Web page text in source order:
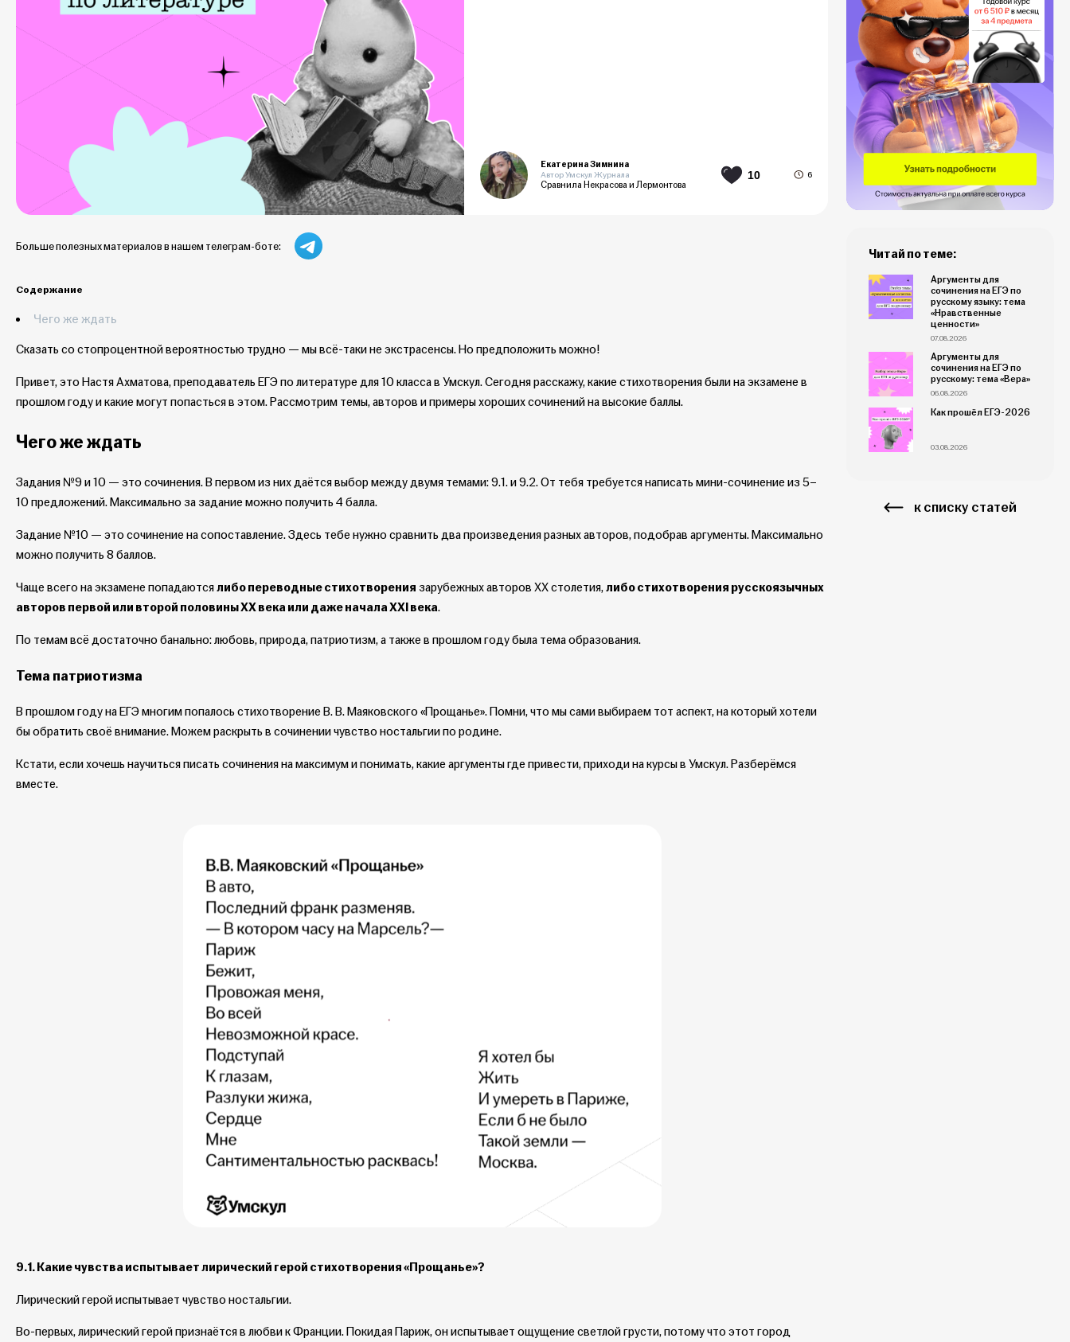
Екатерина Зимнина
Автор Умскул Журнала
Сравнила Некрасова и Лермонтова
10 6
Больше полезных материалов в нашем телеграм-боте:
Содержание
Чего же ждать
Сказать со стопроцентной вероятностью трудно — мы всё-таки не экстрасенсы. Но предположить можно!
Привет, это Настя Ахматова, преподаватель ЕГЭ по литературе для 10 класса в Умскул. Сегодня расскажу, какие стихотворения были на экзамене в
прошлом году и какие могут попасться в этом. Рассмотрим темы, авторов и примеры хороших сочинений на высокие баллы.
Чего же ждать
Задания №9 и 10 — это сочинения. В первом из них даётся выбор между двумя темами: 9.1. и 9.2. От тебя требуется написать мини-сочинение из 5–
10 предложений. Максимально за задание можно получить 4 балла.
Задание №10 — это сочинение на сопоставление. Здесь тебе нужно сравнить два произведения разных авторов, подобрав аргументы. Максимально
можно получить 8 баллов.
Чаще всего на экзамене попадаютсялибо переводные стихотворения зарубежных авторов XX столетия,либо стихотворения русскоязычных
авторов первой или второй половины XX века или даже начала XXI века.
По темам всё достаточно банально: любовь, природа, патриотизм, а также в прошлом году была тема образования.
Тема патриотизма
В прошлом году на ЕГЭ многим попалось стихотворение В. В. Маяковского «Прощанье». Помни, что мы сами выбираем тот аспект, на который хотели
бы обратить своё внимание. Можем раскрыть в сочинении чувство ностальгии по родине.
Кстати, если хочешь научиться писать сочинения на максимум и понимать, какие аргументы где привести, приходи на курсы в Умскул. Разберёмся
вместе.
9.1. Какие чувства испытывает лирический герой стихотворения «Прощанье»?
Лирический герой испытывает чувство ностальгии.
Во-первых, лирический герой признаётся в любви к Франции. Покидая Париж, он испытывает ощущение светлой грусти, потому что этот город
Читай по теме:
Аргументы для
сочинения на ЕГЭ по
русскому языку: тема
«Нравственные
ценности»
07.08.2026
Аргументы для
сочинения на ЕГЭ по
русскому: тема «Вера»
06.08.2026
Как прошёл ЕГЭ-2026
03.08.2026
к списку статей